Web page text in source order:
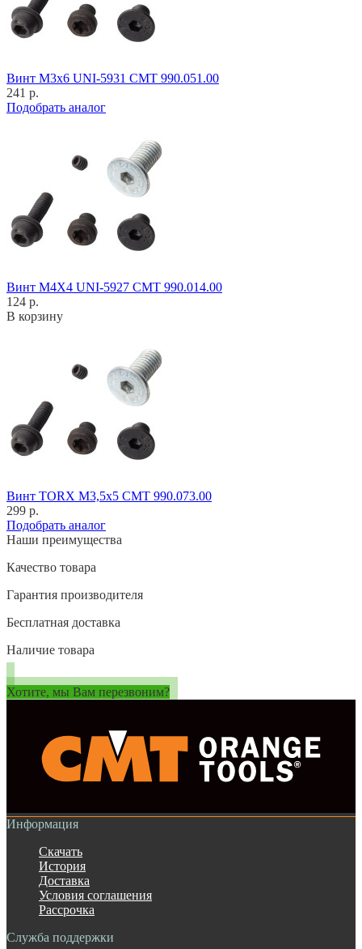
Винт M3x6 UNI-5931 CMT 990.051.00
241 р.
Подобрать аналог
Винт M4X4 UNI-5927 CMT 990.014.00
124 р.
В корзину
Винт TORX M3,5x5 CMT 990.073.00
299 р.
Подобрать аналог
Наши преимущества
Качество товара
Гарантия производителя
Бесплатная доставка
Наличие товара
Хотите, мы Вам перезвоним?
Информация
Скачать
История
Доставка
Условия соглашения
Рассрочка
Служба поддержки